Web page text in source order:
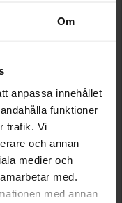
Om
anpassa innehållet
funktioner
trafik. Vi
och annan
medier och
med.
med annan
Guld